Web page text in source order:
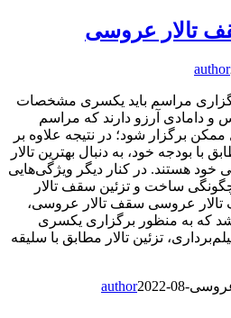
تالار عروسی
author
مراسم باید یکسری مشخصات
و دامادی آرزو دارند که مراسم
برگزار شود؛ در نتیجه علاوه بر
با بودجه خود، به دنبال بهترین تالار
هستند. در کنار دیگر ویژگی‌هایی
چگونگی ساخت و تزئین سقف تالار
عروسی سقف تالار عروسی،
که به منظور برگزاری یکسری
تزئین تالار مطابق با سلیقه
author2022-08-